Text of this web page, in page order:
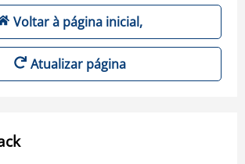
Voltar à página inicial,
Atualizar página